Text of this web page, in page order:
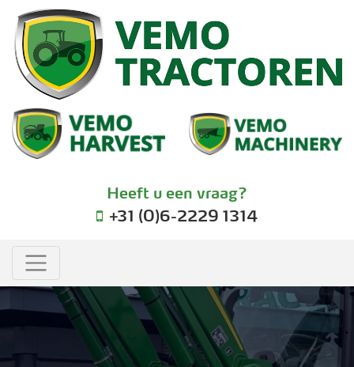
Heeft u een vraag?
+31 (0)6-2229 1314